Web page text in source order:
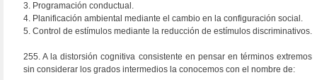
3. Programación conductual.
4. Planificación ambiental mediante el cambio en la configuración social.
5. Control de estímulos mediante la reducción de estímulos discriminativos.
255. A la distorsión cognitiva consistente en pensar en términos extremos
sin considerar los grados intermedios la conocemos con el nombre de: